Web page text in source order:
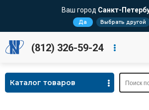
Ваш город Санкт-
Да Выбрать другой
(812) 326-59-24
Каталог товаров